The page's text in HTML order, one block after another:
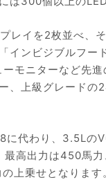
レイを2枚並べ、
インビジブルフー
モニターなど先
、上級グレード
に代わり、3.5Lの
最高出力は450馬
上乗せとなりま